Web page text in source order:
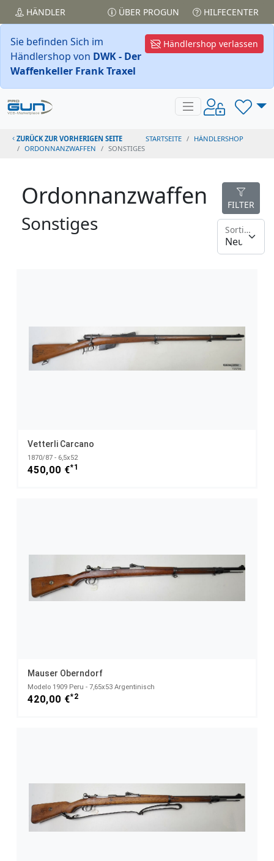
HÄNDLER ÜBER PROGUN HILFECENTER
Händlershop verlassen
Sie befinden Sich im
Händlershop von DWK - Der
Waffenkeller Frank Traxel
ZURÜCK ZUR VORHERIGEN SEITE STARTSEITE
HÄNDLERSHOP
ORDONNANZWAFFEN
SONSTIGES
Ordonnanzwaffen
Sonstiges
FILTER
Sortieren nach
Vetterli Carcano
1870/87 - 6,5x52
450,00 €*1
Mauser Oberndorf
Modelo 1909 Peru - 7,65x53 Argentinisch
420,00 €*2